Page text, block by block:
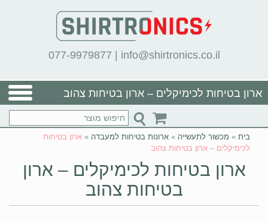
077-9979877 | info@shirtronics.co.il
ארון בטיחות לכימיקלים – ארון בטיחות צהוב
בית » מכשור לתעשייה » ארונות בטיחות למעבדה » ארון בטיחות
לכימיקלים – ארון בטיחות צהוב
ארון בטיחות לכימיקלים – ארון
בטיחות צהוב